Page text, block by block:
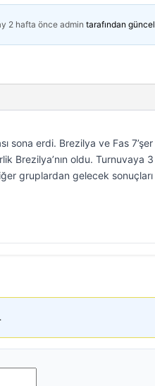
2 hafta önceadmin tarafından
sona erdi. Brezilya ve Fas
Brezilya’nın oldu.
gruplardan gelecek